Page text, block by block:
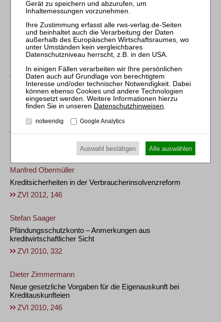
Risikomanagement am Beispiel der BayWa AG
ZVI 2008, 186
Dominik Montag
Der planmäßig ausfallende Verbraucherkredit
Stundungsaufhebung als Korrektur der gescheiterten
Versagungslösung
ZVI 2025, 344
Andreas Rein
Kostenfreies Recht auf Schuldnerberatung nach Art. 36 Abs. 1
Verbraucherkreditrichtlinie?
Manfred Obermüller
Kreditsicherheiten in der Verbraucherinsolvenzreform
ZVI 2012, 146
Stefan Saager
Pfändungsschutzkonto – Anmerkungen aus
kreditwirtschaftlicher Sicht
ZVI 2010, 332
Dieter Zimmermann
Neue gesetzliche Vorgaben für die Eigenauskunft bei
Kreditauskunfteien
ZVI 2010, 246
Datenschutzhinweisen
notwendig Google Analytics
Auswahl bestätigen Alle auswählen